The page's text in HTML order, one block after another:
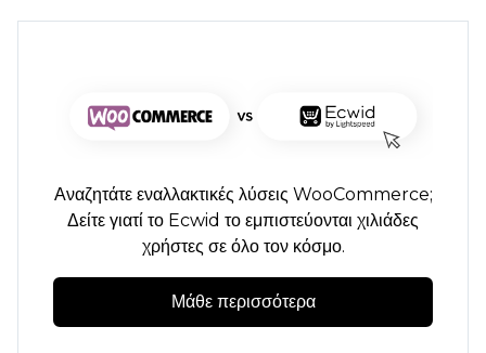
Αναζητάτε εναλλακτικές λύσεις WooCommerce;
Δείτε γιατί το Ecwid το εμπιστεύονται χιλιάδες
χρήστες σε όλο τον κόσμο.
Μάθε περισσότερα